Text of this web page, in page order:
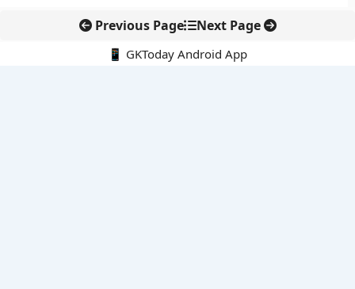
Previous Page Next Page
📱 GKToday Android App